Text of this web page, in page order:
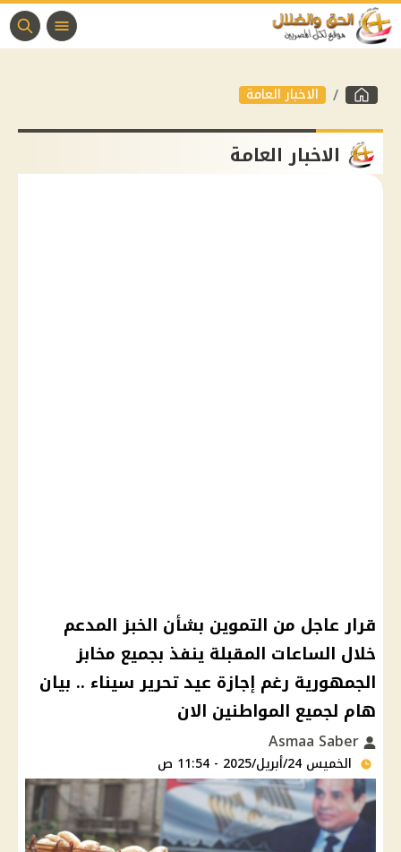
الاخبار العامة
الاخبار العامة
قرار عاجل من التموين بشأن الخبز المدعم
خلال الساعات المقبلة ينفذ بجميع مخابز
الجمهورية رغم إجازة عيد تحرير سيناء .. بيان
هام لجميع المواطنين الان
الخميس 24/أبريل/2025 - 11:54 ص